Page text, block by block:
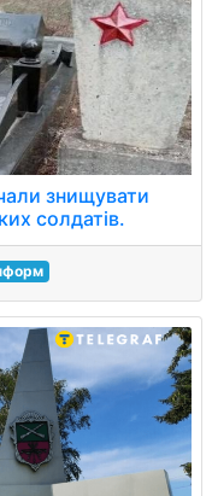
знищувати
солдатів.